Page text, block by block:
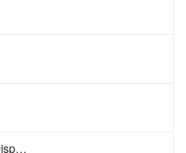
Achille Lauro – Amore Disperato